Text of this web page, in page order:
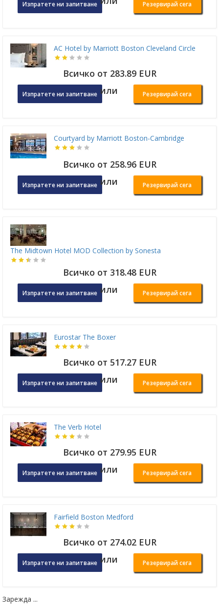
Изпратете ни запитване Резервирай сега
AC Hotel by Marriott Boston Cleveland Circle
Всичко от 283.89 EUR
Изпратете ни запитване или Резервирай сега
Courtyard by Marriott Boston-Cambridge
Всичко от 258.96 EUR
Изпратете ни запитване или Резервирай сега
The Midtown Hotel MOD Collection by Sonesta
Всичко от 318.48 EUR
Изпратете ни запитване или Резервирай сега
Eurostar The Boxer
Всичко от 517.27 EUR
Изпратете ни запитване или Резервирай сега
The Verb Hotel
Всичко от 279.95 EUR
Изпратете ни запитване или Резервирай сега
Fairfield Boston Medford
Всичко от 274.02 EUR
Изпратете ни запитване или Резервирай сега
Зарежда ...